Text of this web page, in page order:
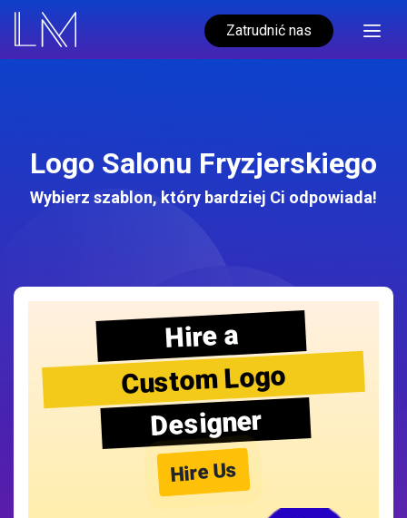
Zatrudnić nas
Logo Salonu Fryzjerskiego
Wybierz szablon, który bardziej Ci odpowiada!
Hire a
Custom Logo
Designer
Hire Us